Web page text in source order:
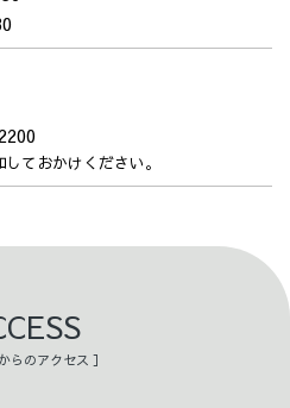
ておかけください。
らのアクセス ］